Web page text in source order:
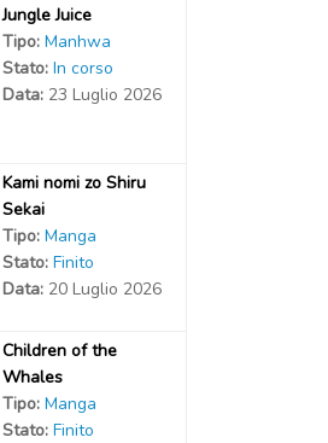
Jungle Juice
Tipo: Manhwa
Stato: In corso
Data: 23 Luglio 2026
Kami nomi zo Shiru
Sekai
Tipo: Manga
Stato: Finito
Data: 20 Luglio 2026
Children of the
Whales
Tipo: Manga
Stato: Finito